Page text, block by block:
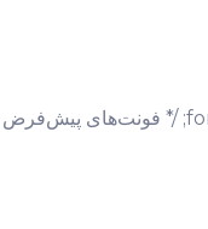
font-family: ‘Tahoma’, ‘Arial’, sans-serif; /* فونت‌های پیش‌فرض